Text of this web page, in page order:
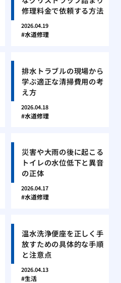
修理料金で依頼する方法
2026.04.19
水道修理
排水トラブルの現場から
学ぶ適正な清掃費用の考
え方
2026.04.18
水道修理
災害や大雨の後に起こる
トイレの水位低下と異音
の正体
2026.04.17
水道修理
温水洗浄便座を正しく手
放すための具体的な手順
と注意点
2026.04.13
生活